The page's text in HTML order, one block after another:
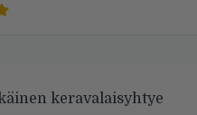
keravalaisyhtye